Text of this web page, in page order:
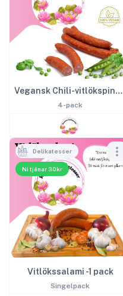
Vegansk Chili-vitlökspinne - 4 pack
4-pack
Ni tjänar 30kr
Delikatesser
Vitlökssalami -1 pack
Singelpack